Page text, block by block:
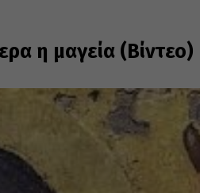
η μαγεία (Βίντεο)